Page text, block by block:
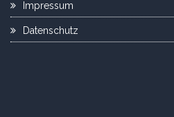
Impressum
Datenschutz